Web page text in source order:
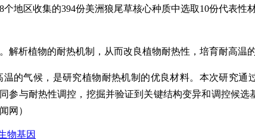
地区收集的394份美洲狼尾草核心种质中选取10份代表
解析植物的耐热机制，从而改良植物耐热性，培育耐高温
的气候，是研究植物耐热机制的优良材料。本次研究
参与耐热性调控，挖掘并验证到关键结构变异和调控候
网）
物基因